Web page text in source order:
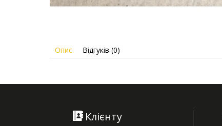
Опис Відгуків (0)
Клієнту